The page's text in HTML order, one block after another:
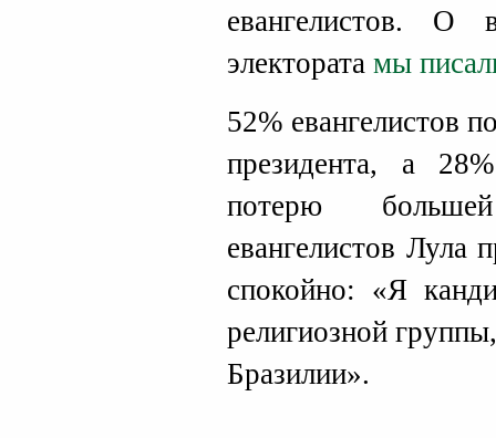
евангелистов. О
электората мы
52% евангелистов
президента, а
потерю
евангелистов Лула
спокойно: «Я
религиозной
Бразилии».